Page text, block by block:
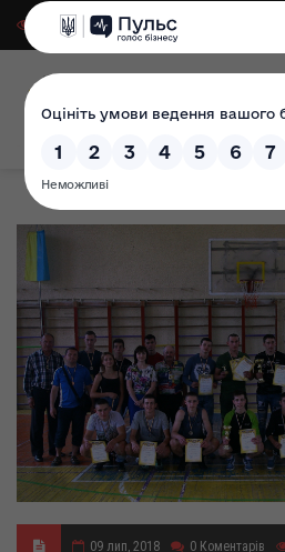
Для слабозорих|
09 лип, 2018 0 Коментарів